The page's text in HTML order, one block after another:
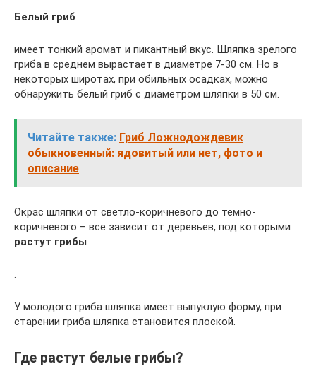
Белый гриб
имеет тонкий аромат и пикантный вкус. Шляпка зрелого
гриба в среднем вырастает в диаметре 7-30 см. Но в
некоторых широтах, при обильных осадках, можно
обнаружить белый гриб с диаметром шляпки в 50 см.
Читайте также: Гриб Ложнодождевик
обыкновенный: ядовитый или нет, фото и
описание
Окрас шляпки от светло-коричневого до темно-
коричневого – все зависит от деревьев, под которыми
растут грибы
.
У молодого гриба шляпка имеет выпуклую форму, при
старении гриба шляпка становится плоской.
Где растут белые грибы?